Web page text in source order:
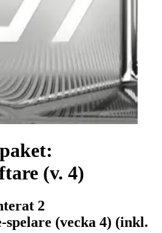
(v. 4)
2
spelare (vecka 4) (inkl.